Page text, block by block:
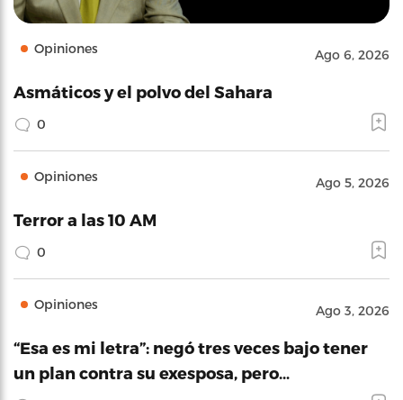
Opiniones Ago 6, 2026
Asmáticos y el polvo del Sahara
0
Opiniones Ago 5, 2026
Terror a las 10 AM
0
Opiniones Ago 3, 2026
“Esa es mi letra”: negó tres veces bajo tener
un plan contra su exesposa, pero…